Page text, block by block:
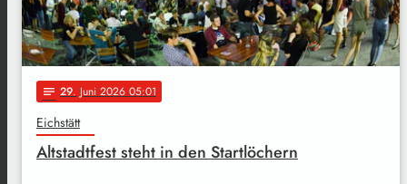
notes 29. Juni 2026 05:01
Eichstätt
Altstadtfest steht in den Startlöchern